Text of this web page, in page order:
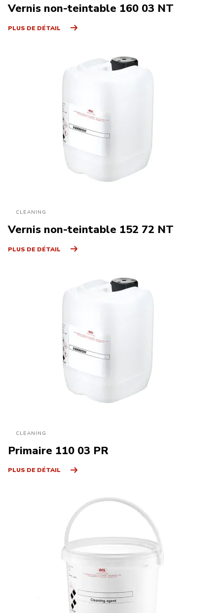
Vernis non-teintable 160 03 NT
PLUS DE DÉTAIL
CLEANING
Vernis non-teintable 152 72 NT
PLUS DE DÉTAIL
CLEANING
Primaire 110 03 PR
PLUS DE DÉTAIL